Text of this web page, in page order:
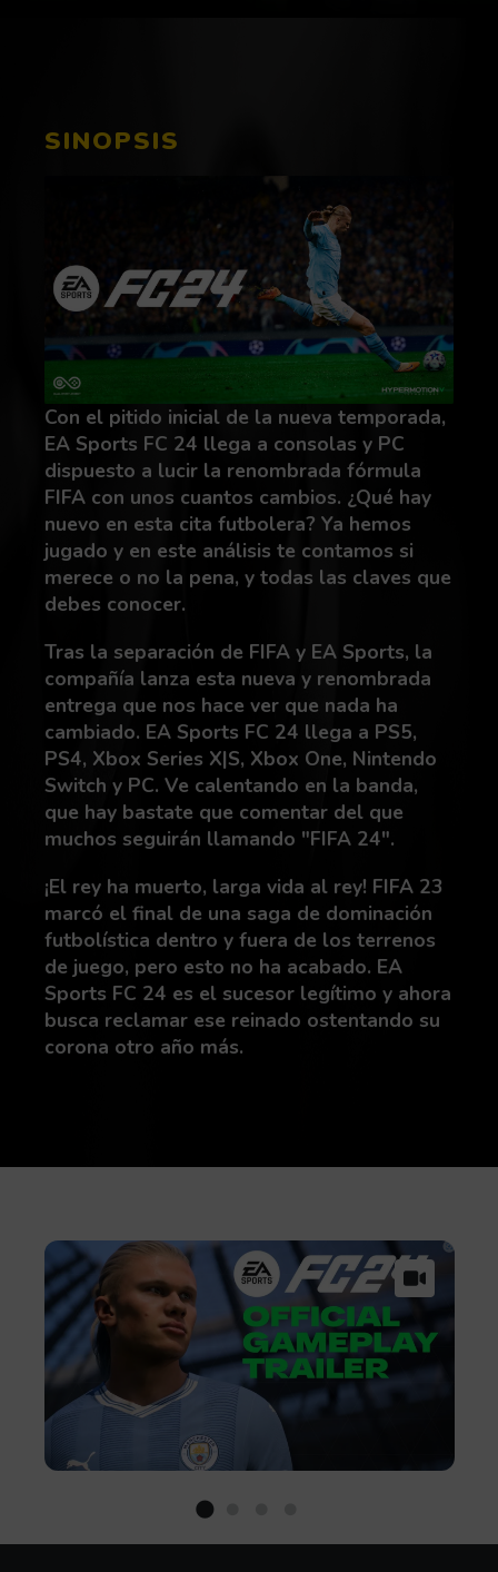
SINOPSIS
Con el pitido inicial de la nueva temporada,
EA Sports FC 24 llega a consolas y PC
dispuesto a lucir la renombrada fórmula
FIFA con unos cuantos cambios. ¿Qué hay
nuevo en esta cita futbolera? Ya hemos
jugado y en este análisis te contamos si
merece o no la pena, y todas las claves que
debes conocer.
Tras la separación de FIFA y EA Sports, la
compañía lanza esta nueva y renombrada
entrega que nos hace ver que nada ha
cambiado. EA Sports FC 24 llega a PS5,
PS4, Xbox Series X|S, Xbox One, Nintendo
Switch y PC. Ve calentando en la banda,
que hay bastate que comentar del que
muchos seguirán llamando "FIFA 24".
¡El rey ha muerto, larga vida al rey! FIFA 23
marcó el final de una saga de dominación
futbolística dentro y fuera de los terrenos
de juego, pero esto no ha acabado. EA
Sports FC 24 es el sucesor legítimo y ahora
busca reclamar ese reinado ostentando su
corona otro año más.